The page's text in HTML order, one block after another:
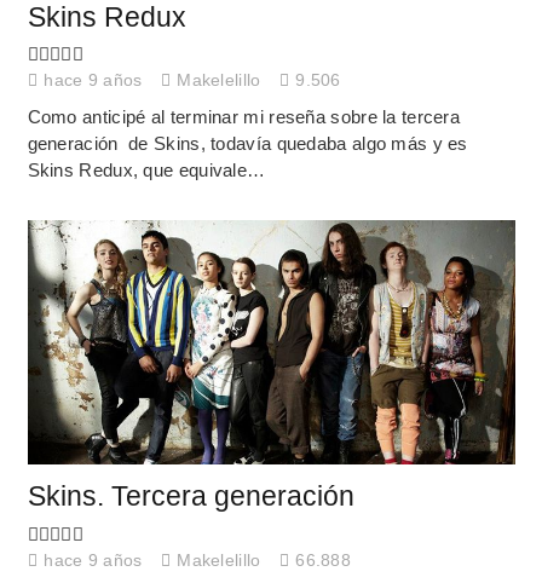
Skins Redux
hace 9 años Makelelillo 9.506
Como anticipé al terminar mi reseña sobre la tercera
generación de Skins, todavía quedaba algo más y es
Skins Redux, que equivale…
Skins. Tercera generación
hace 9 años Makelelillo 66.888